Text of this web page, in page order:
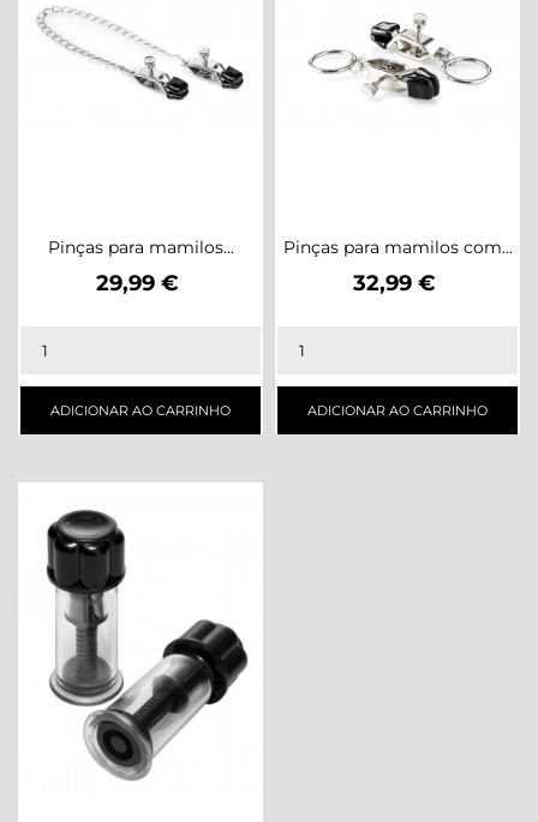
Pinças para mamilos...
Preço
29,99 €
ADICIONAR AO CARRINHO
Pinças para mamilos com...
Preço
32,99 €
ADICIONAR AO CARRINHO